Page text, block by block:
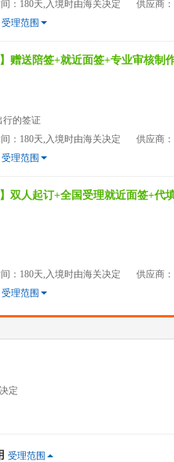
：180天,入境时由海关决定
供应商
受理范围
赠送陪签+就近面签+专业审核制
行的签证
：180天,入境时由海关决定
供应商
受理范围
双人起订+全国受理就近面签+代
：180天,入境时由海关决定
供应商
受理范围
定
受理范围